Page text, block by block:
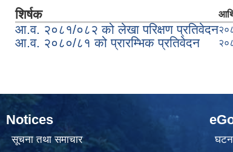
शिर्षक
आ.व. २०८१/०८२ को लेखा परिक्षण प्रतिवेदन
आ.व. २०८०/८१ को प्रारम्भिक प्रतिवेदन
Notices
सूचना तथा समाचार